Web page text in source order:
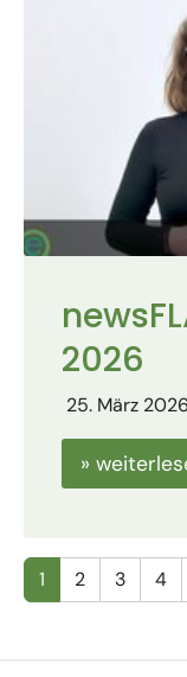
2026
25. März 2026
»
1 2 3 4